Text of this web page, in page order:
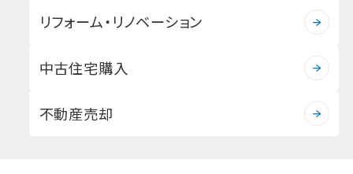
リフォーム・リノベーション
中古住宅購入
不動産売却